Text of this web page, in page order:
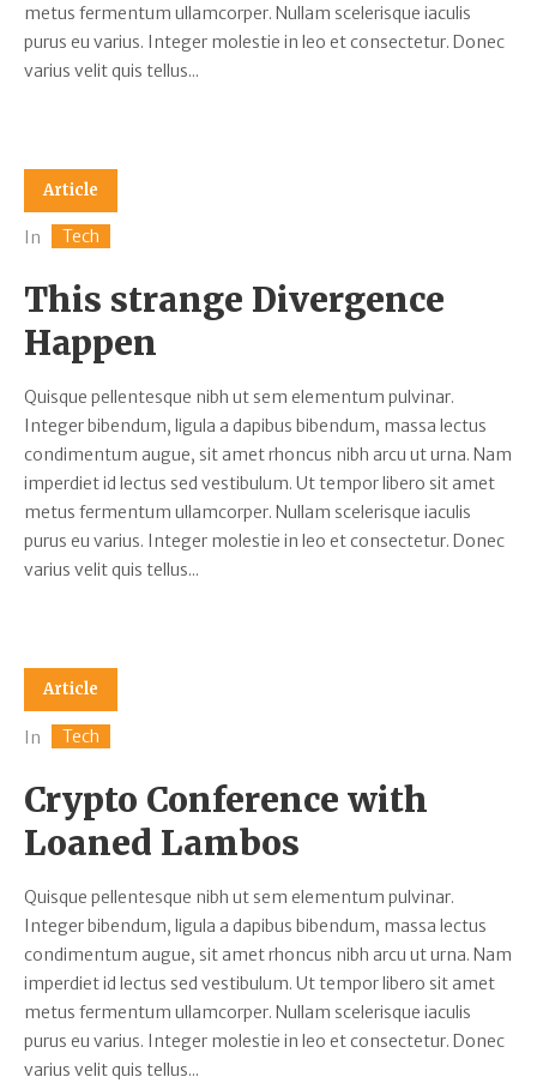
metus fermentum ullamcorper. Nullam scelerisque iaculis
purus eu varius. Integer molestie in leo et consectetur. Donec
varius velit quis tellus...
Article
In Tech
This strange Divergence
Happen
Quisque pellentesque nibh ut sem elementum pulvinar.
Integer bibendum, ligula a dapibus bibendum, massa lectus
condimentum augue, sit amet rhoncus nibh arcu ut urna. Nam
imperdiet id lectus sed vestibulum. Ut tempor libero sit amet
metus fermentum ullamcorper. Nullam scelerisque iaculis
purus eu varius. Integer molestie in leo et consectetur. Donec
varius velit quis tellus...
Article
In Tech
Crypto Conference with
Loaned Lambos
Quisque pellentesque nibh ut sem elementum pulvinar.
Integer bibendum, ligula a dapibus bibendum, massa lectus
condimentum augue, sit amet rhoncus nibh arcu ut urna. Nam
imperdiet id lectus sed vestibulum. Ut tempor libero sit amet
metus fermentum ullamcorper. Nullam scelerisque iaculis
purus eu varius. Integer molestie in leo et consectetur. Donec
varius velit quis tellus...